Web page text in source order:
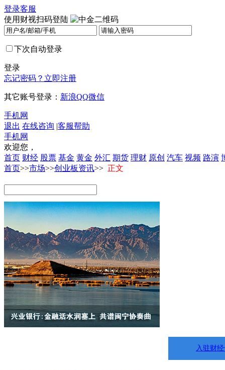
登录客服
使用财视扫码登陆
下次自动登录
登录
忘记密码？ 立即注册
其它账号登录： 新浪QQ微信
手机网
退出 在线咨询 |客服帮助
手机网
欢迎您，
首页 财经 股票 基金 黄金 外汇 期货 理财 原创 汽车 视频 路演
首页>>市场>>创业板资讯>> 正文
入驻财